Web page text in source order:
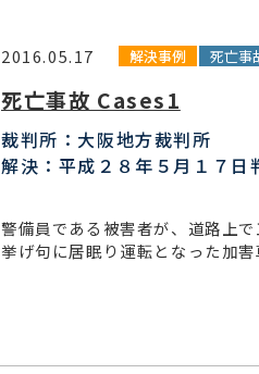
2016.05.17 解決事例 死亡事
死亡事故 Cases1
裁判所：大阪地方裁判所
解決：平成２８年５月１７日
警備員である被害者が、道路上
挙げ句に居眠り運転となった加